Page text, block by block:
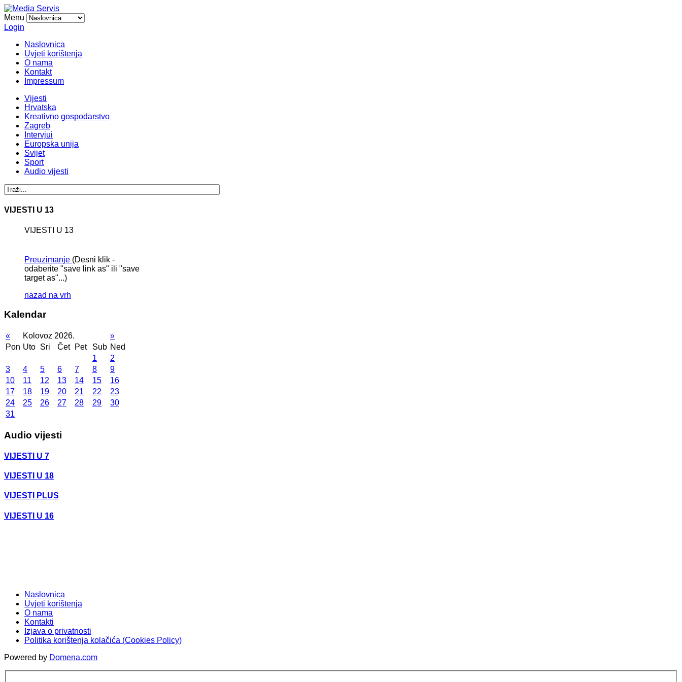
Menu
Login
Naslovnica
Uvjeti korištenja
O nama
Kontakt
Impressum
Vijesti
Hrvatska
Kreativno gospodarstvo
Zagreb
Intervjui
Europska unija
Svijet
Sport
Audio vijesti
VIJESTI U 13
VIJESTI U 13
Preuzimanje (Desni klik -
odaberite "save link as" ili "save
target as"...)
nazad na vrh
Kalendar
« Kolovoz 2026.
»
Pon Uto Sri Čet Pet Sub Ned
1
2
3
4 5 6 7 8
9
10
11 12 13 14 15
16
17
18 19 20 21 22
23
24
25 26 27 28 29
30
31
Audio vijesti
VIJESTI U 7
VIJESTI U 18
VIJESTI PLUS
VIJESTI U 16
Naslovnica
Uvjeti korištenja
O nama
Kontakti
Izjava o privatnosti
Politika korištenja kolačića (Cookies Policy)
Powered by Domena.com